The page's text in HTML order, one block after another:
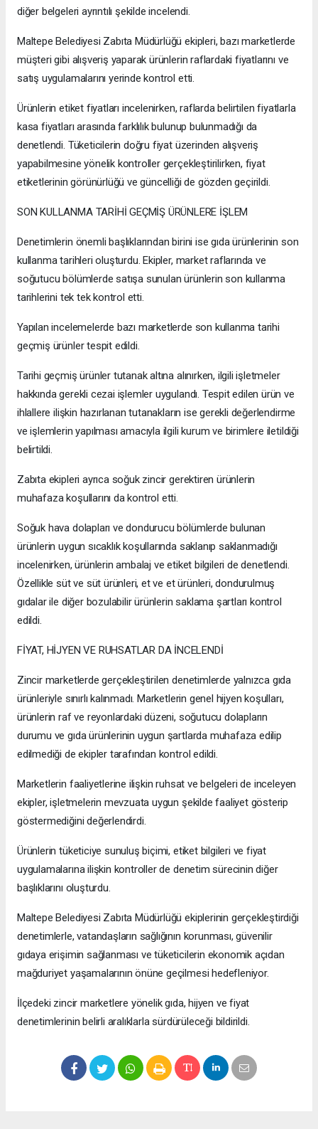
diğer belgeleri ayrıntılı şekilde incelendi.
Maltepe Belediyesi Zabıta Müdürlüğü ekipleri, bazı marketlerde
müşteri gibi alışveriş yaparak ürünlerin raflardaki fiyatlarını ve
satış uygulamalarını yerinde kontrol etti.
Ürünlerin etiket fiyatları incelenirken, raflarda belirtilen fiyatlarla
kasa fiyatları arasında farklılık bulunup bulunmadığı da
denetlendi. Tüketicilerin doğru fiyat üzerinden alışveriş
yapabilmesine yönelik kontroller gerçekleştirilirken, fiyat
etiketlerinin görünürlüğü ve güncelliği de gözden geçirildi.
SON KULLANMA TARİHİ GEÇMİŞ ÜRÜNLERE İŞLEM
Denetimlerin önemli başlıklarından birini ise gıda ürünlerinin son
kullanma tarihleri oluşturdu. Ekipler, market raflarında ve
soğutucu bölümlerde satışa sunulan ürünlerin son kullanma
tarihlerini tek tek kontrol etti.
Yapılan incelemelerde bazı marketlerde son kullanma tarihi
geçmiş ürünler tespit edildi.
Tarihi geçmiş ürünler tutanak altına alınırken, ilgili işletmeler
hakkında gerekli cezai işlemler uygulandı. Tespit edilen ürün ve
ihlallere ilişkin hazırlanan tutanakların ise gerekli değerlendirme
ve işlemlerin yapılması amacıyla ilgili kurum ve birimlere iletildiği
belirtildi.
Zabıta ekipleri ayrıca soğuk zincir gerektiren ürünlerin
muhafaza koşullarını da kontrol etti.
Soğuk hava dolapları ve dondurucu bölümlerde bulunan
ürünlerin uygun sıcaklık koşullarında saklanıp saklanmadığı
incelenirken, ürünlerin ambalaj ve etiket bilgileri de denetlendi.
Özellikle süt ve süt ürünleri, et ve et ürünleri, dondurulmuş
gıdalar ile diğer bozulabilir ürünlerin saklama şartları kontrol
edildi.
FİYAT, HİJYEN VE RUHSATLAR DA İNCELENDİ
Zincir marketlerde gerçekleştirilen denetimlerde yalnızca gıda
ürünleriyle sınırlı kalınmadı. Marketlerin genel hijyen koşulları,
ürünlerin raf ve reyonlardaki düzeni, soğutucu dolapların
durumu ve gıda ürünlerinin uygun şartlarda muhafaza edilip
edilmediği de ekipler tarafından kontrol edildi.
Marketlerin faaliyetlerine ilişkin ruhsat ve belgeleri de inceleyen
ekipler, işletmelerin mevzuata uygun şekilde faaliyet gösterip
göstermediğini değerlendirdi.
Ürünlerin tüketiciye sunuluş biçimi, etiket bilgileri ve fiyat
uygulamalarına ilişkin kontroller de denetim sürecinin diğer
başlıklarını oluşturdu.
Maltepe Belediyesi Zabıta Müdürlüğü ekiplerinin gerçekleştirdiği
denetimlerle, vatandaşların sağlığının korunması, güvenilir
gıdaya erişimin sağlanması ve tüketicilerin ekonomik açıdan
mağduriyet yaşamalarının önüne geçilmesi hedefleniyor.
İlçedeki zincir marketlere yönelik gıda, hijyen ve fiyat
denetimlerinin belirli aralıklarla sürdürüleceği bildirildi.